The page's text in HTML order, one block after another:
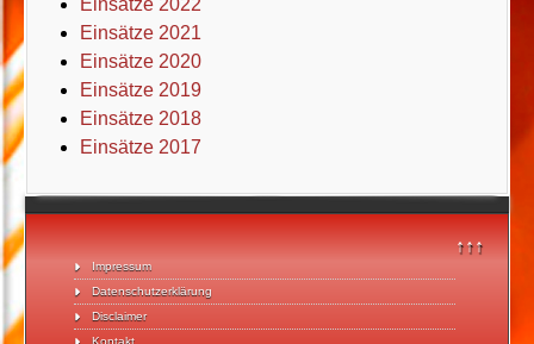
↑↑↑
Impressum
Datenschutzerklärung
Disclaimer
Kontakt
Einsätze 2022
Einsätze 2021
Einsätze 2020
Einsätze 2019
Einsätze 2018
Einsätze 2017